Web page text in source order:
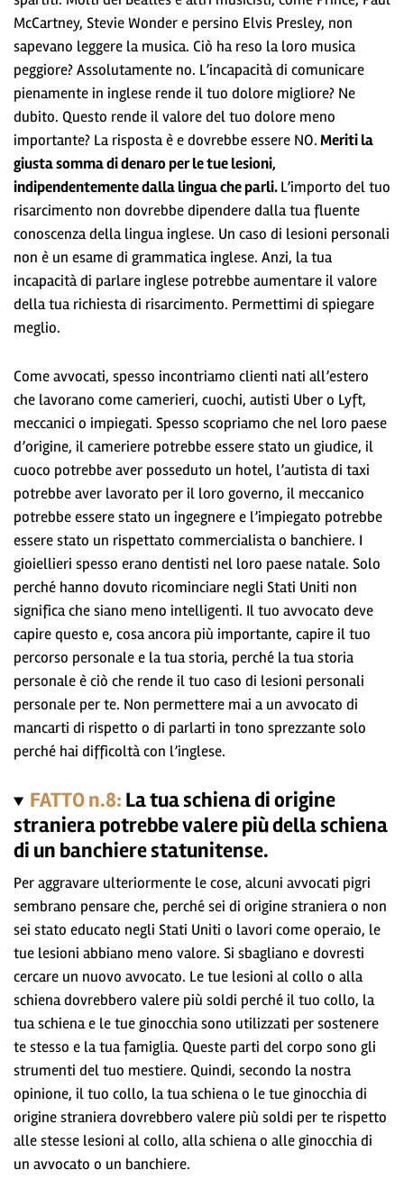
McCartney, Stevie Wonder e persino Elvis Presley, non
sapevano leggere la musica. Ciò ha reso la loro musica
peggiore? Assolutamente no. L’incapacità di comunicare
pienamente in inglese rende il tuo dolore migliore? Ne
dubito. Questo rende il valore del tuo dolore meno
importante? La risposta è e dovrebbe essere NO.Meriti la
giusta somma di denaro per le tue lesioni,
indipendentemente dalla lingua che parli.L’importo del tuo
risarcimento non dovrebbe dipendere dalla tua fluente
conoscenza della lingua inglese. Un caso di lesioni personali
non è un esame di grammatica inglese. Anzi, la tua
incapacità di parlare inglese potrebbe aumentare il valore
della tua richiesta di risarcimento. Permettimi di spiegare
meglio.
Come avvocati, spesso incontriamo clienti nati all’estero
che lavorano come camerieri, cuochi, autisti Uber o Lyft,
meccanici o impiegati. Spesso scopriamo che nel loro paese
d’origine, il cameriere potrebbe essere stato un giudice, il
cuoco potrebbe aver posseduto un hotel, l’autista di taxi
potrebbe aver lavorato per il loro governo, il meccanico
potrebbe essere stato un ingegnere e l’impiegato potrebbe
essere stato un rispettato commercialista o banchiere. I
gioiellieri spesso erano dentisti nel loro paese natale. Solo
perché hanno dovuto ricominciare negli Stati Uniti non
significa che siano meno intelligenti. Il tuo avvocato deve
capire questo e, cosa ancora più importante, capire il tuo
percorso personale e la tua storia, perché la tua storia
personale è ciò che rende il tuo caso di lesioni personali
personale per te. Non permettere mai a un avvocato di
mancarti di rispetto o di parlarti in tono sprezzante solo
perché hai difficoltà con l’inglese.
FATTO n.8: La tua schiena di origine
straniera potrebbe valere più della schiena
di un banchiere statunitense.
Per aggravare ulteriormente le cose, alcuni avvocati pigri
sembrano pensare che, perché sei di origine straniera o non
sei stato educato negli Stati Uniti o lavori come operaio, le
tue lesioni abbiano meno valore. Si sbagliano e dovresti
cercare un nuovo avvocato. Le tue lesioni al collo o alla
schiena dovrebbero valere più soldi perché il tuo collo, la
tua schiena e le tue ginocchia sono utilizzati per sostenere
te stesso e la tua famiglia. Queste parti del corpo sono gli
strumenti del tuo mestiere. Quindi, secondo la nostra
opinione, il tuo collo, la tua schiena o le tue ginocchia di
origine straniera dovrebbero valere più soldi per te rispetto
alle stesse lesioni al collo, alla schiena o alle ginocchia di
un avvocato o un banchiere.